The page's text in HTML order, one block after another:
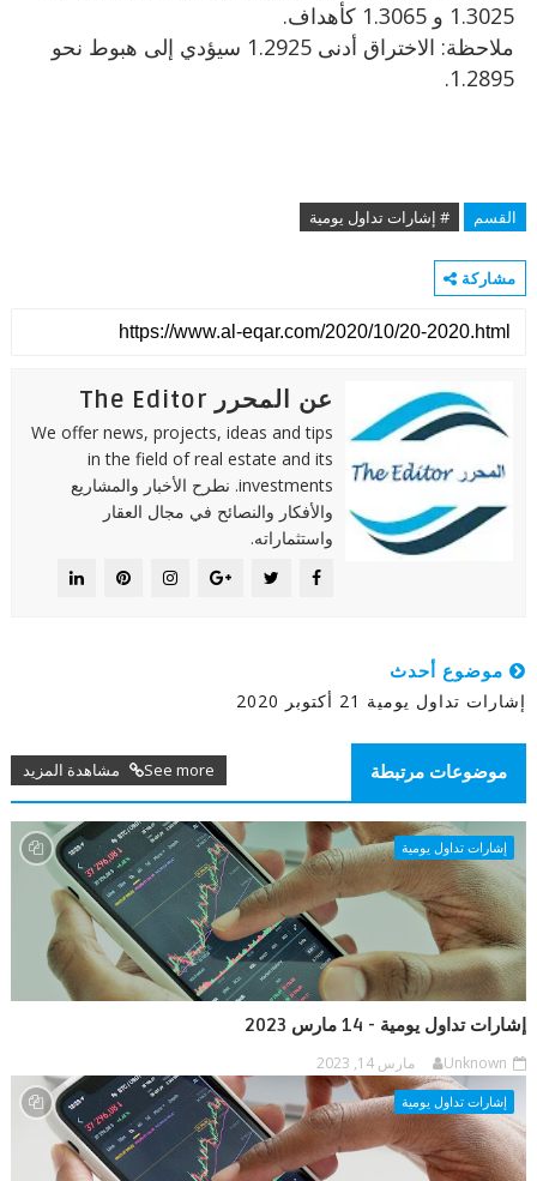
1.3025 و 1.3065 كأهداف.
ملاحظة: الاختراق أدنى 1.2925 سيؤدي إلى هبوط نحو
1.2895.
القسم # إشارات تداول يومية
مشاركة
عن المحرر The Editor
We offer news, projects, ideas and tips
in the field of real estate and its
investments. نطرح الأخبار والمشاريع
والأفكار والنصائح في مجال العقار
واستثماراته.
موضوع أحدث
إشارات تداول يومية 21 أكتوبر 2020
موضوعات مرتبطة See more مشاهدة المزيد
إشارات تداول يومية
إشارات تداول يومية - 14 مارس 2023
Unknown مارس 14, 2023
إشارات تداول يومية